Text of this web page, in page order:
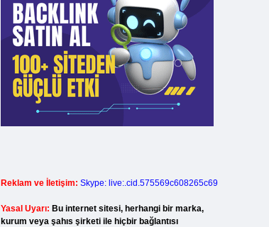
Reklam ve İletişim: Skype: live:.cid.575569c608265c69
Yasal Uyarı: Bu internet sitesi, herhangi bir marka,
kurum veya şahıs şirketi ile hiçbir bağlantısı